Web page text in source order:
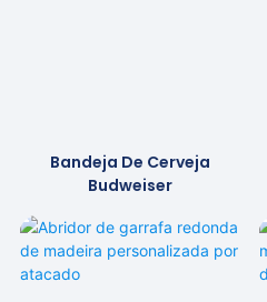
Bandeja De Cerveja
Budweiser